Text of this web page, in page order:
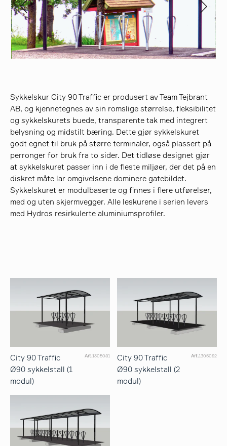
søk
Sykkelskur City 90 Traffic er produsert av Team Tejbrant
AB, og kjennetegnes av sin romslige størrelse, fleksibilitet
og sykkelskurets buede, transparente tak med integrert
belysning og midstilt bæring. Dette gjør sykkelskuret
godt egnet til bruk på større terminaler, også plassert på
perronger for bruk fra to sider. Det tidløse designet gjør
at sykkelskuret passer inn i de fleste miljøer, der det på en
diskret måte lar omgivelsene dominere gatebildet.
Sykkelskuret er modulbaserte og finnes i flere utførelser,
med og uten skjermvegger. Alle leskurene i serien levers
med Hydros resirkulerte aluminiumsprofiler.
City 90 Traffic
Ø90 sykkelstall (1
modul)
Art.1305081
City 90 Traffic
Ø90 sykkelstall (2
modul)
Art.1305082